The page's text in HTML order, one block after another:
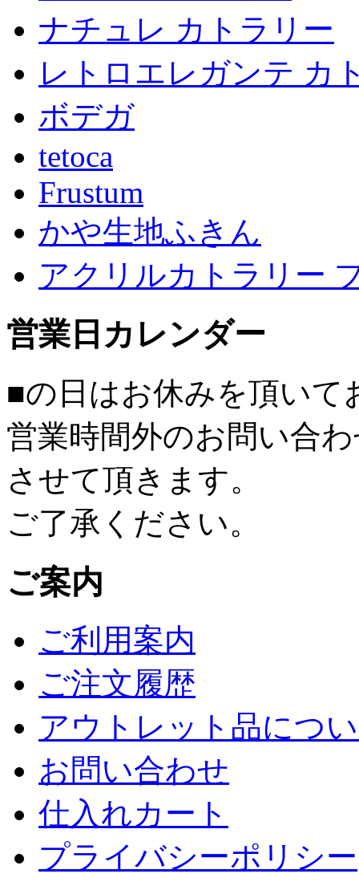
ナチュレ カトラリー
レトロエレガンテ カ
ボデガ
tetoca
Frustum
かや生地ふきん
アクリルカトラリー
営業日カレンダー
■の日はお休みを頂いて
営業時間外のお問い合
させて頂きます。
ご了承ください。
ご案内
ご利用案内
ご注文履歴
アウトレット品につ
お問い合わせ
仕入れカート
プライバシーポリシー